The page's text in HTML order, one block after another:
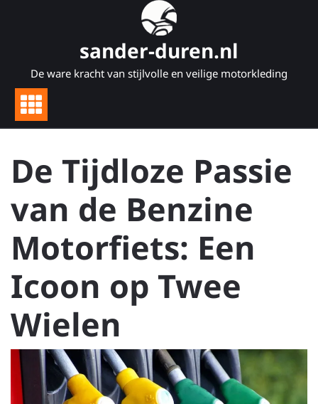
sander-duren.nl
De ware kracht van stijlvolle en veilige motorkleding
De Tijdloze Passie
van de Benzine
Motorfiets: Een
Icoon op Twee
Wielen